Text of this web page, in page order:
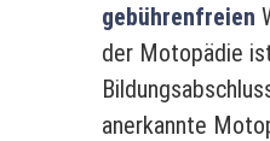
gebührenfreien
der Motopädie
anerkannte